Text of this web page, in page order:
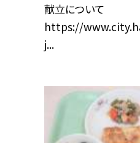
献立について
https://
j...